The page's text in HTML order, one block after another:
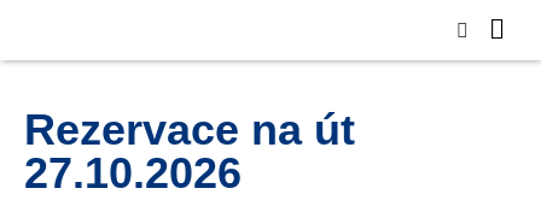
Rezervace na út
27.10.2026